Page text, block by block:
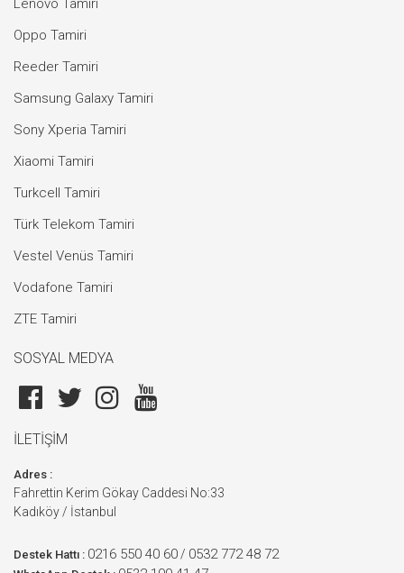
Lenovo Tamiri
Oppo Tamiri
Reeder Tamiri
Samsung Galaxy Tamiri
Sony Xperia Tamiri
Xiaomi Tamiri
Turkcell Tamiri
Türk Telekom Tamiri
Vestel Venüs Tamiri
Vodafone Tamiri
ZTE Tamiri
SOSYAL MEDYA
İLETİŞİM
Adres :
Fahrettin Kerim Gökay Caddesi No:33
Kadıköy / İstanbul
Destek Hattı : 0216 550 40 60 / 0532 772 48 72